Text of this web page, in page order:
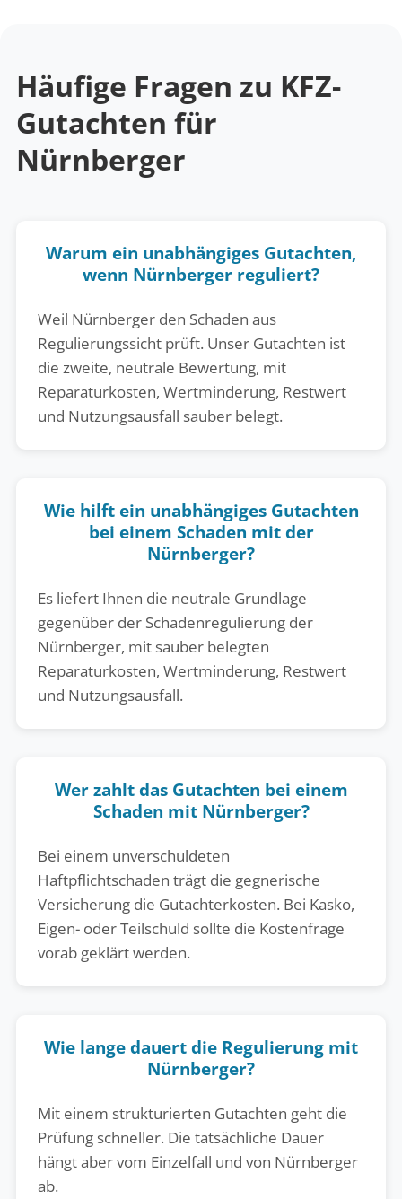
Häufige Fragen zu KFZ-
Gutachten für
Nürnberger
Warum ein unabhängiges Gutachten,
wenn Nürnberger reguliert?
Weil Nürnberger den Schaden aus
Regulierungssicht prüft. Unser Gutachten ist
die zweite, neutrale Bewertung, mit
Reparaturkosten, Wertminderung, Restwert
und Nutzungsausfall sauber belegt.
Wie hilft ein unabhängiges Gutachten
bei einem Schaden mit der
Nürnberger?
Es liefert Ihnen die neutrale Grundlage
gegenüber der Schadenregulierung der
Nürnberger, mit sauber belegten
Reparaturkosten, Wertminderung, Restwert
und Nutzungsausfall.
Wer zahlt das Gutachten bei einem
Schaden mit Nürnberger?
Bei einem unverschuldeten
Haftpflichtschaden trägt die gegnerische
Versicherung die Gutachterkosten. Bei Kasko,
Eigen- oder Teilschuld sollte die Kostenfrage
vorab geklärt werden.
Wie lange dauert die Regulierung mit
Nürnberger?
Mit einem strukturierten Gutachten geht die
Prüfung schneller. Die tatsächliche Dauer
hängt aber vom Einzelfall und von Nürnberger
ab.